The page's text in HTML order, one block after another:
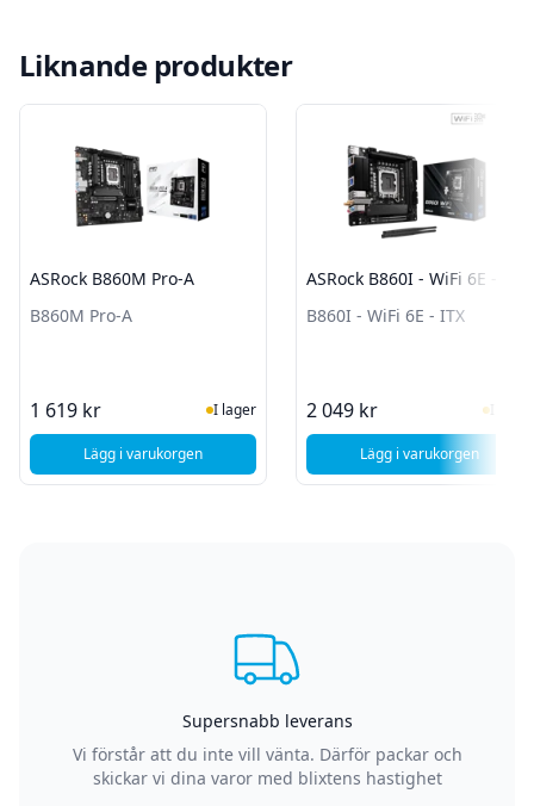
Liknande produkter
ASRock B860M Pro-A
B860M Pro-A
1 619 kr I Lager
I lager
Lägg i varukorgen, ASRock B860M Pro-A
ASRock B860I - WiFi 6E - ITX
B860I - WiFi 6E - ITX
2 049 kr I
Lägg i varukorgen
, ASRock B860I -
Supersnabb leverans
Vi förstår att du inte vill vänta. Därför packar och
skickar vi dina varor med blixtens hastighet